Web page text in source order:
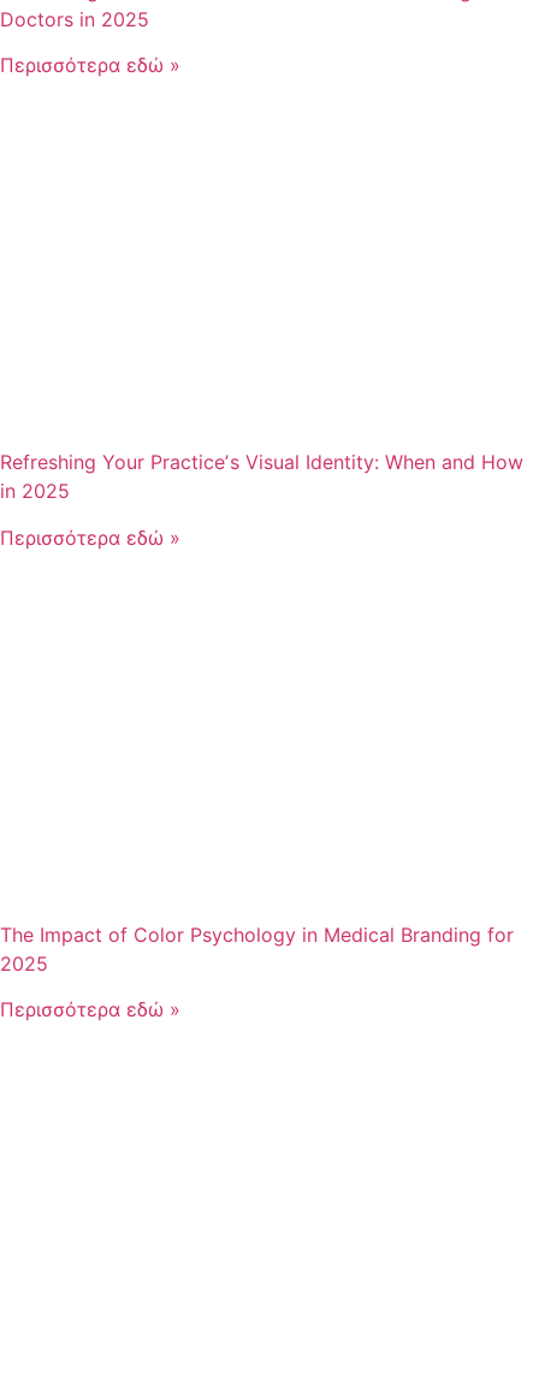
Doctors in 2025
Περισσότερα εδώ »
Refreshing Your Practiceʼs Visual Identity: When and How
in 2025
Περισσότερα εδώ »
The Impact of Color Psychology in Medical Branding for
2025
Περισσότερα εδώ »